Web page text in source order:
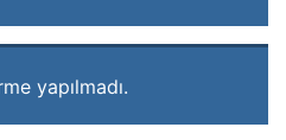
yapılmadı.